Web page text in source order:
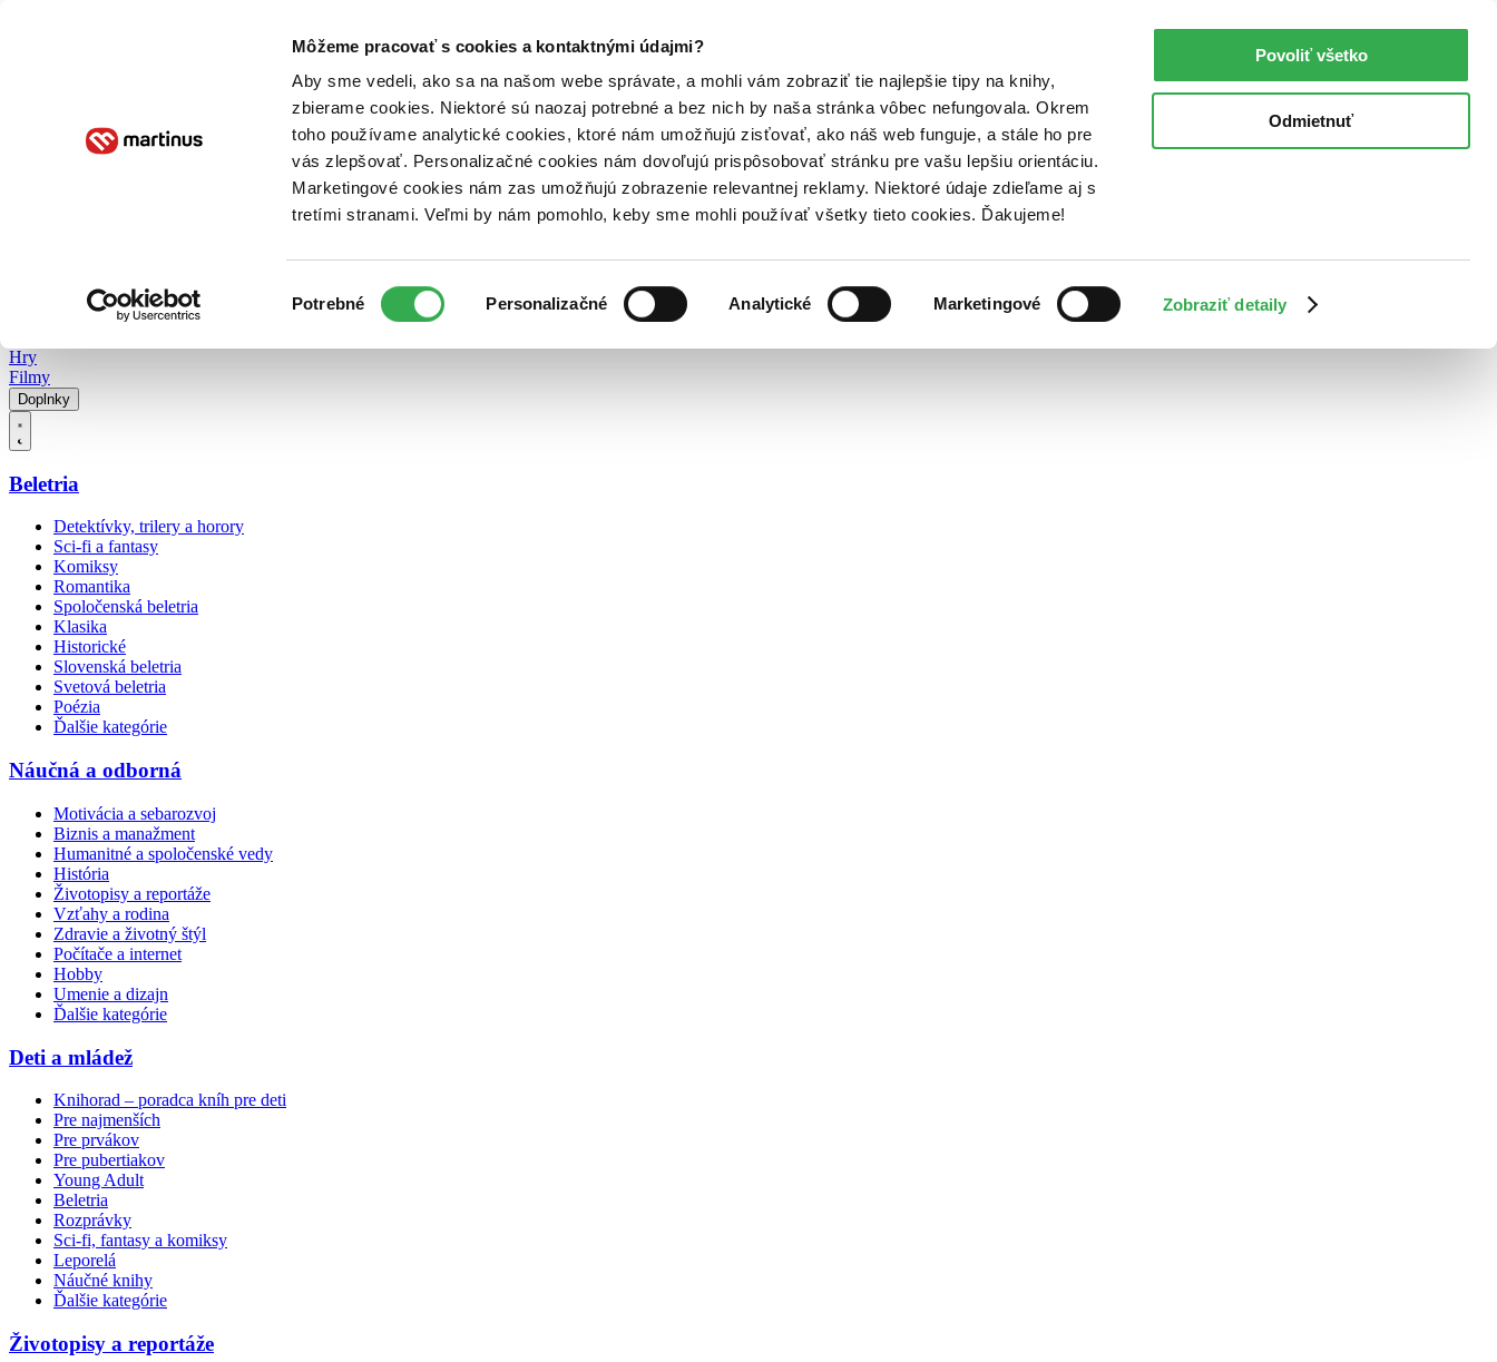
Môžeme pracovať s cookies a kontaktnými údajmi?
Aby sme vedeli, ako sa na našom webe správate, a mohli vám zobraziť tie najlepšie tipy na knihy,
zbierame cookies. Niektoré sú naozaj potrebné a bez nich by naša stránka vôbec nefungovala. Okrem
toho používame analytické cookies, ktoré nám umožňujú zisťovať, ako náš web funguje, a stále ho pre
vás zlepšovať. Personalizačné cookies nám dovoľujú prispôsobovať stránku pre vašu lepšiu orientáciu.
Marketingové cookies nám zas umožňujú zobrazenie relevantnej reklamy. Niektoré údaje zdieľame aj s
tretími stranami. Veľmi by nám pomohlo, keby sme mohli používať všetky tieto cookies. Ďakujeme!
súhlasu
Potrebné Personalizačné Analytické Marketingové Zobraziť detaily
Povoliť všetko
Odmietnuť
Poukážky Kontakt
Hry
Filmy
Doplnky
Beletria
Detektívky, trilery a horory
Sci-fi a fantasy
Komiksy
Romantika
Spoločenská beletria
Klasika
Historické
Slovenská beletria
Svetová beletria
Poézia
Ďalšie kategórie
Náučná a odborná
Motivácia a sebarozvoj
Biznis a manažment
Humanitné a spoločenské vedy
História
Životopisy a reportáže
Vzťahy a rodina
Zdravie a životný štýl
Počítače a internet
Hobby
Umenie a dizajn
Ďalšie kategórie
Deti a mládež
Knihorad – poradca kníh pre deti
Pre najmenších
Pre prvákov
Pre pubertiakov
Young Adult
Beletria
Rozprávky
Sci-fi, fantasy a komiksy
Leporelá
Náučné knihy
Ďalšie kategórie
Životopisy a reportáže